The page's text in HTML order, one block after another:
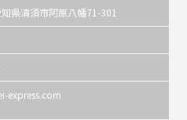
県清須市阿原八幡71-301
express.com